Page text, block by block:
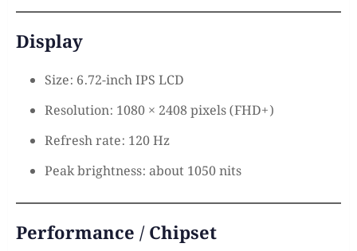
Display
Size: 6.72-inch IPS LCD
Resolution: 1080 × 2408 pixels (FHD+)
Refresh rate: 120 Hz
Peak brightness: about 1050 nits
Performance / Chipset